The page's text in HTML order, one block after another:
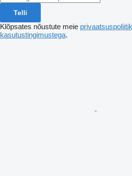
Telli
Klõpsates nõustute meie
kasutustingimustega.